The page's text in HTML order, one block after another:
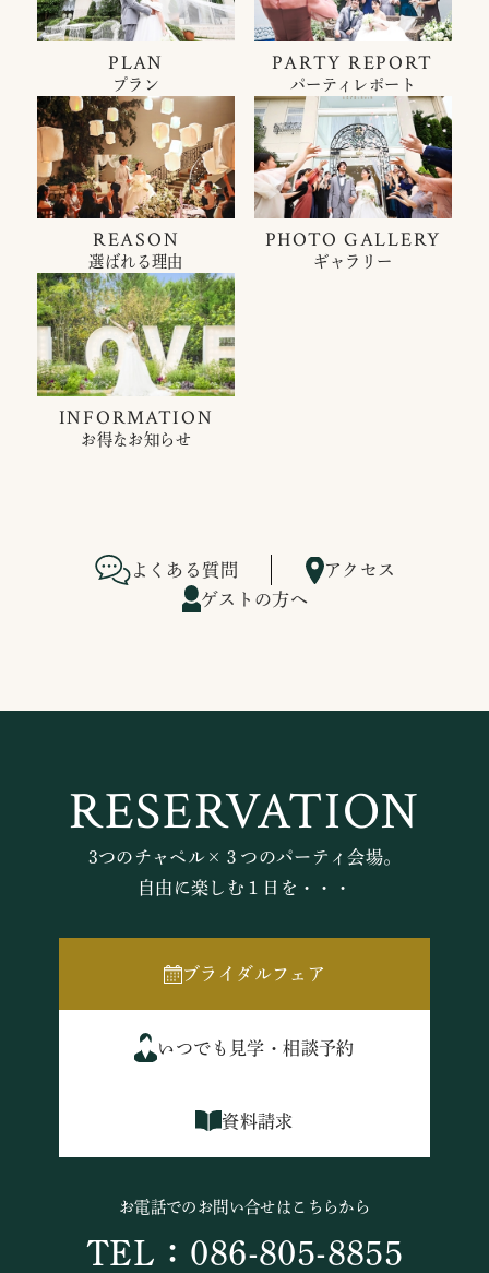
PLAN
プラン
PARTY REPORT
パーティレポート
REASON
選ばれる理由
PHOTO GALLERY
ギャラリー
INFORMATION
お得なお知らせ
よくある質問
アクセス
ゲストの方へ
RESERVATION
3つのチャペル×３つのパーティ会場。
自由に楽しむ１日を・・・
ブライダルフェア
いつでも見学・相談予約
資料請求
お電話でのお問い合せはこちらから
TEL：086-805-8855